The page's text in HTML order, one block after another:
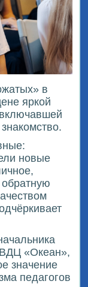
в
яркой
новые
ВДЦ «Океан»,
значение
педагогов